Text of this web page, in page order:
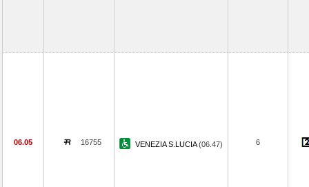
06.05 16755 VENEZIA S.LUCIA(06.47) 6